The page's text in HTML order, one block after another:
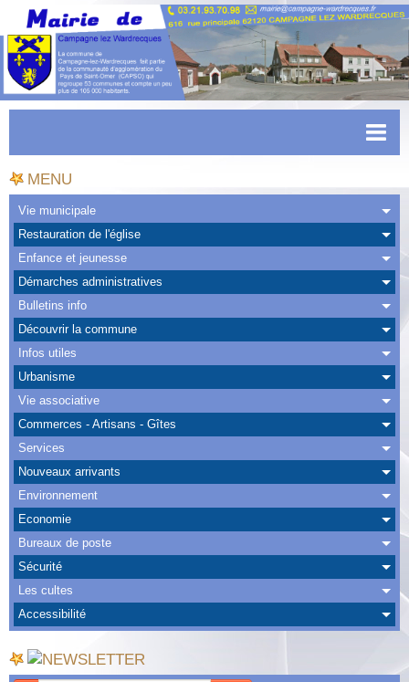
Accueil
Actualités
Facebook
CAPSO
Urbanisme
Transports
Agenda
Albums
Nous Contacter
MENU
Vie municipale
Restauration de l'église
Enfance et jeunesse
Démarches administratives
Bulletins info
Découvrir la commune
Infos utiles
Urbanisme
Vie associative
Commerces - Artisans - Gîtes
Services
Nouveaux arrivants
Environnement
Economie
Bureaux de poste
Sécurité
Les cultes
Accessibilité